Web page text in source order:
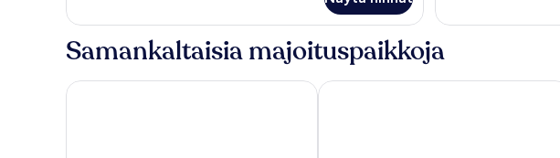
Samankaltaisia majoituspaikkoja
Motto Premium Marmaris Aurasia Beach Hotel